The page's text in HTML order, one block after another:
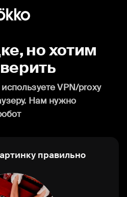
но хотим
VPN/proxy
Нам нужно
правильно